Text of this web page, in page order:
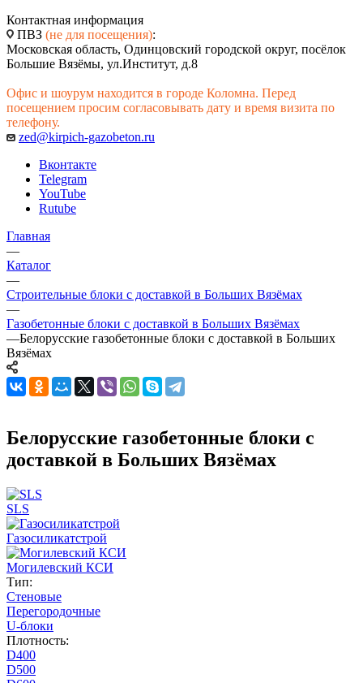
Контактная информация
ПВЗ (не для посещения):
Московская область, Одинцовский городской округ, посёлок
Большие Вязёмы, ул.Институт, д.8
Офис и шоурум находится в городе Коломна. Перед
посещением просим согласовывать дату и время визита по
телефону.
zed@kirpich-gazobeton.ru
Вконтакте
Telegram
YouTube
Rutube
Главная
—
Каталог
—
Строительные блоки с доставкой в Больших Вязёмах
—
Газобетонные блоки с доставкой в Больших Вязёмах
—Белорусские газобетонные блоки с доставкой в Больших
Вязёмах
Белорусские газобетонные блоки с
доставкой в Больших Вязёмах
SLS
Газосиликатстрой
Могилевский КСИ
Тип:
Стеновые
Перегородочные
U-блоки
Плотность:
D400
D500